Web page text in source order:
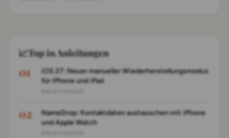
Neustart; eine vollständige Deaktivierung ist über
die AirDrop-Einstellungen möglich.
📈Top in Anleitungen
iOS 27: Neuer manueller Wiederherstellungsmodus
für iPhone und iPad
NameDrop: Kontaktdaten austauschen mit iPhone
und Apple Watch